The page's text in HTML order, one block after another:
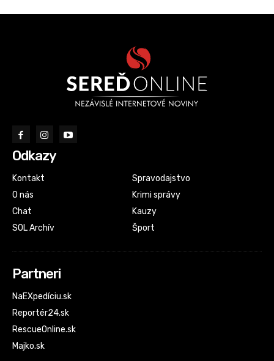
Odkazy
Kontakt
O nás
Chat
SOL Archív
Spravodajstvo
Krimi správy
Kauzy
Šport
Partneri
NaEXpedíciu.sk
Reportér24.sk
RescueOnline.sk
Majko.sk